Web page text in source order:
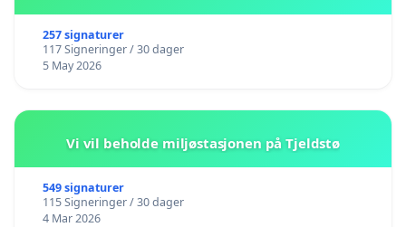
257 signaturer
117 Signeringer / 30 dager
5 May 2026
Vi vil beholde miljøstasjonen på Tjeldstø
549 signaturer
115 Signeringer / 30 dager
4 Mar 2026